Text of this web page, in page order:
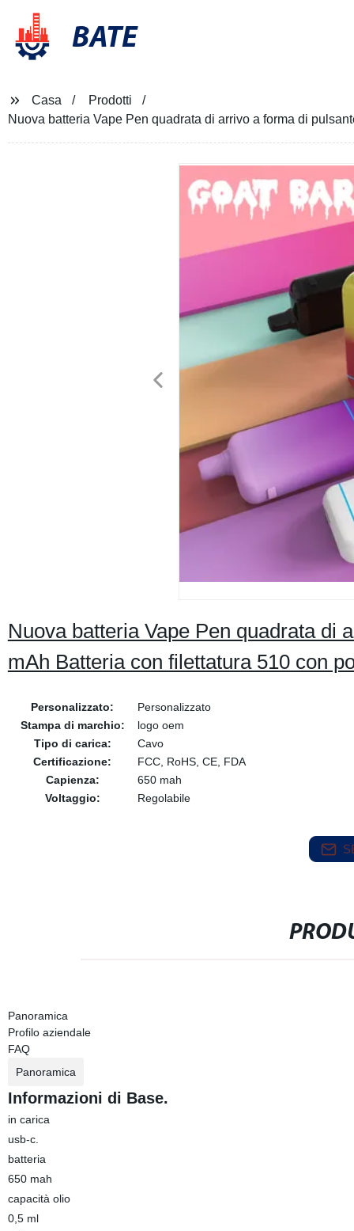
BATE
Casa
Prodotti
Nuova batteria Vape Pen quadrata di arrivo a forma di
Nuova batteria Vape Pen quadrata di
mAh Batteria con filettatura 510 con
Personalizzato:
Personalizzato
Stampa di marchio:
logo oem
Tipo di carica:
Cavo
Certificazione:
FCC, RoHS, CE, FDA
Capienza:
650 mah
Voltaggio:
Regolabile
Panoramica
Profilo aziendale
FAQ
Panoramica
Informazioni di Base.
in carica
usb-c.
batteria
650 mah
capacità olio
0,5 ml